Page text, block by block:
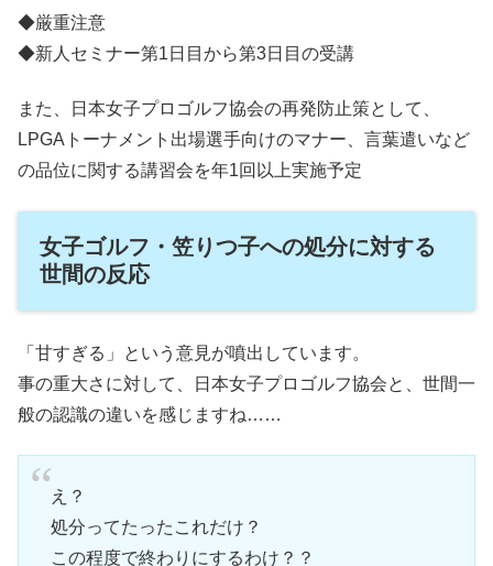
◆厳重注意
◆新人セミナー第1日目から第3日目の受講
また、日本女子プロゴルフ協会の再発防止策として、
LPGAトーナメント出場選手向けのマナー、言葉遣いなど
の品位に関する講習会を年1回以上実施予定
女子ゴルフ・笠りつ子への処分に対する
世間の反応
「甘すぎる」という意見が噴出しています。
事の重大さに対して、日本女子プロゴルフ協会と、世間一
般の認識の違いを感じますね……
え？
処分ってたったこれだけ？
この程度で終わりにするわけ？？